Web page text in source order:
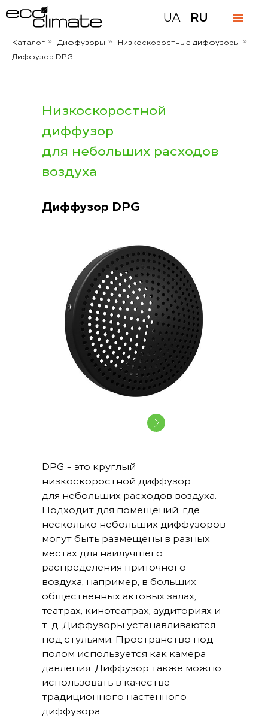
UA RU
Каталог » Диффузоры » Низкоскоростные диффузоры »
Диффузор DPG
Низкоскоростной
диффузор
для небольших расходов
воздуха
Диффузор DPG
DPG - это круглый
низкоскоростной диффузор
для небольших расходов воздуха.
Подходит для помещений, где
несколько небольших диффузоров
могут быть размещены в разных
местах для наилучшего
распределения приточного
воздуха, например, в больших
общественных актовых залах,
театрах, кинотеатрах, аудиториях и
т. д. Диффузоры устанавливаются
под стульями. Пространство под
полом используется как камера
давления. Диффузор также можно
использовать в качестве
традиционного настенного
диффузора.